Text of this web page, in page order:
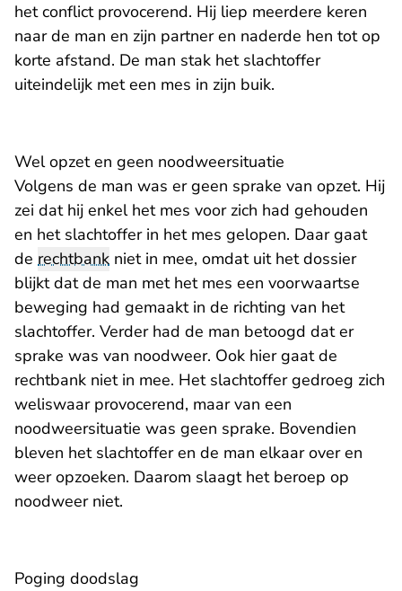
het conflict provocerend. Hij liep meerdere keren
naar de man en zijn partner en naderde hen tot op
korte afstand. De man stak het slachtoffer
uiteindelijk met een mes in zijn buik.
Wel opzet en geen noodweersituatie
Volgens de man was er geen sprake van opzet. Hij
zei dat hij enkel het mes voor zich had gehouden
en het slachtoffer in het mes gelopen. Daar gaat
de rechtbank niet in mee, omdat uit het dossier
blijkt dat de man met het mes een voorwaartse
beweging had gemaakt in de richting van het
slachtoffer. Verder had de man betoogd dat er
sprake was van noodweer. Ook hier gaat de
rechtbank niet in mee. Het slachtoffer gedroeg zich
weliswaar provocerend, maar van een
noodweersituatie was geen sprake. Bovendien
bleven het slachtoffer en de man elkaar over en
weer opzoeken. Daarom slaagt het beroep op
noodweer niet.
Poging doodslag